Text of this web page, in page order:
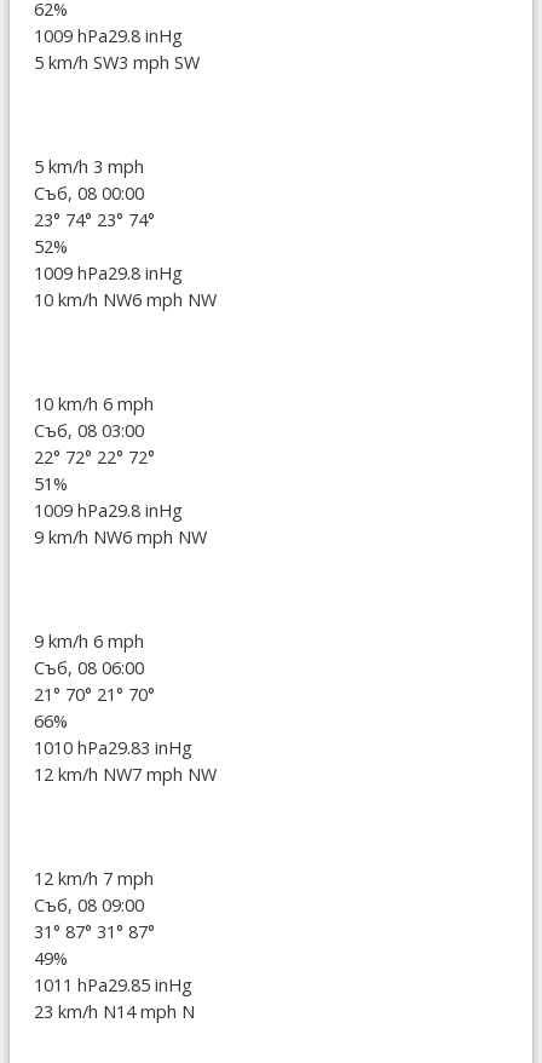
62%
1009 hPa29.8 inHg
5 km/h SW3 mph SW
5 km/h 3 mph
Съб, 08 00:00
23° 74° 23° 74°
52%
1009 hPa29.8 inHg
10 km/h NW6 mph NW
10 km/h 6 mph
Съб, 08 03:00
22° 72° 22° 72°
51%
1009 hPa29.8 inHg
9 km/h NW6 mph NW
9 km/h 6 mph
Съб, 08 06:00
21° 70° 21° 70°
66%
1010 hPa29.83 inHg
12 km/h NW7 mph NW
12 km/h 7 mph
Съб, 08 09:00
31° 87° 31° 87°
49%
1011 hPa29.85 inHg
23 km/h N14 mph N